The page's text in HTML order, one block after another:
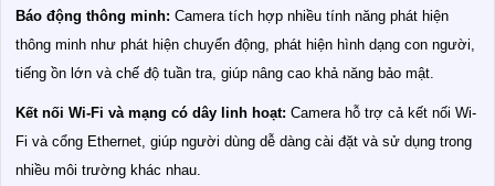
Báo động thông minh: Camera tích hợp nhiều tính năng phát hiện
thông minh như phát hiện chuyển động, phát hiện hình dạng con người,
tiếng ồn lớn và chế độ tuần tra, giúp nâng cao khả năng bảo mật.
Kết nối Wi-Fi và mạng có dây linh hoạt: Camera hỗ trợ cả kết nối Wi-
Fi và cổng Ethernet, giúp người dùng dễ dàng cài đặt và sử dụng trong
nhiều môi trường khác nhau.